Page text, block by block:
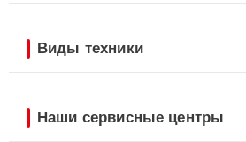
Виды техники
Наши сервисные центры